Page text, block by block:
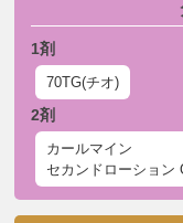
1剤
70TG(チオ)
2剤
カールマイン
セカンドローション